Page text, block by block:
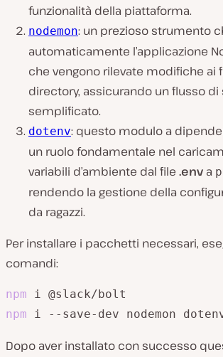
funzionalità della piattaforma.
nodemon: un prezioso strumento
automaticamente l’applicazione
che vengono rilevate modifiche ai
directory, assicurando un flusso
semplificato.
dotenv: questo modulo a
un ruolo fondamentale nel
variabili d’ambiente dal file .env a
rendendo la gestione della
da ragazzi.
Per installare i pacchetti necessari,
comandi:
npm
npm i --save-dev nodemon
Dopo aver installato con successo